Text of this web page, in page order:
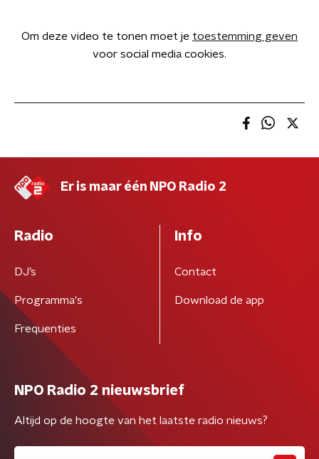
Om deze video te tonen moet je toestemming geven
voor social media cookies.
Er is maar één NPO Radio 2
Radio
DJ’s
Programma's
Frequenties
Info
Contact
Download de app
NPO Radio 2 nieuwsbrief
Altijd op de hoogte van het laatste radio nieuws?